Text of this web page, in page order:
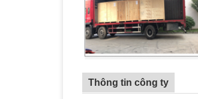
Thông tin công ty